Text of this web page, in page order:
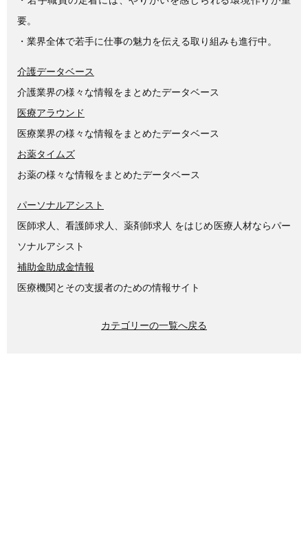
要。
・業界全体で若手に仕事の魅力を伝える取り組みも進行中。
介護データベース
介護業界の様々な情報をまとめたデータベース
医療アラウンド
医療業界の様々な情報をまとめたデータベース
お薬タイムズ
お薬の様々な情報をまとめたデータベース
パーソナルアシスト
医師求人、看護師求人、薬剤師求人 をはじめ医療人材ならパー
ソナルアシスト
補助金助成金情報
医療機関とその支援者のための情報サイト
カテゴリーの一覧へ戻る